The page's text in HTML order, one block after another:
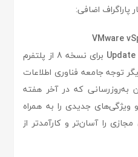
پاراگراف اضافی:
برای نسخه 8 از پلتفرم
توجه جامعه فناوری اطلاعات
که در آخر هفته
جدیدی را به همراه
را آسان‌تر و کارآمدتر از